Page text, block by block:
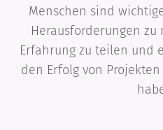
Menschen sind
Herausforderungen zu
Erfahrung zu teilen und
den Erfolg von